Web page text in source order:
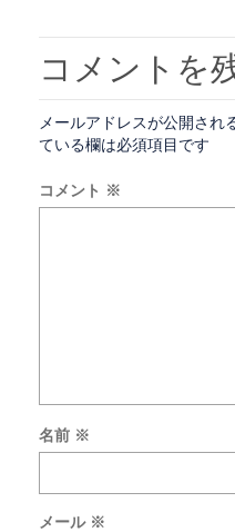
コメントを
メールアドレスが公開され
ている欄は必須項目です
コメント ※
名前 ※
メール ※